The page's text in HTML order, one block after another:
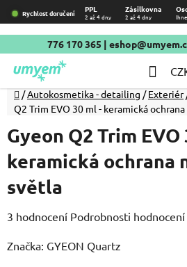
Přejít
na
obsah
Rychlost doručení PPL Zásilkovna
2 až 4 dny 2 až 4 dny
776 170 365 |
Domů
/Autokosmetika - detailing / Exteriér
Q2 Trim EVO 30 ml - keramická
Gyeon Q2 Trim EVO
keramická ochrana
světla
Průměrné
produktu
3 hodnocení Podrobnosti hodnocení
Značka: GYEON Quartz